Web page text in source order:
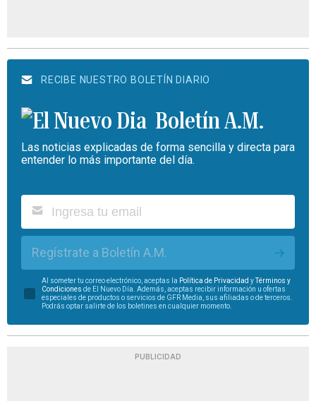
RECIBE NUESTRO BOLETÍN DIARIO
Boletín A.M.
Las noticias explicadas de forma sencilla y directa para
entender lo más importante del día.
Regístrate a Boletín A.M.
Al someter tu correo electrónico, aceptas la Política de Privacidad yTérminos y
Condiciones de El Nuevo Día. Además, aceptas recibir información u ofertas
especiales de productos o servicios de GFR Media, sus afiliadas o de terceros.
Podrás optar salirte de los boletines en cualquier momento.
PUBLICIDAD